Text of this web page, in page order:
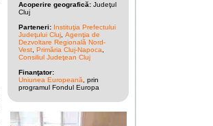
Acoperire geografică: Judeţul
Cluj
Parteneri: Instituţia Prefectului
Judeţului Cluj Agenţia de
Dezvoltare Regională Nord-
Vest Primăria Cluj-Napoca
Consiliul Judeţean Cluj
Finanţator:
Uniunea Europeană , prin
programul Fondul Europa